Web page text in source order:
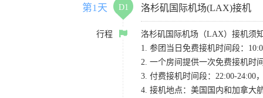
第1天 D1 洛杉矶国际机场(LAX)接机
行程
洛杉矶国际机场（LAX）接机须
1. 参团当日免费接机时间段：
2. 一个房间提供一次免费接机时
3. 付费接机时间段：22:00-24:00
4. 接机地点：美国国内和加拿大